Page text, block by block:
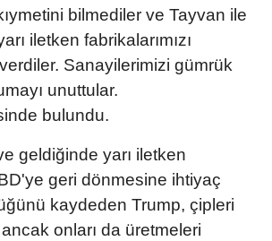
bilmediler ve Tayvan ile
iletken fabrikalarımızı
Sanayilerimizi gümrük
unuttular.
bulundu.
geldiğinde yarı iletken
geri dönmesine ihtiyaç
kaydeden Trump, çipleri
ancak onları da üretmeleri